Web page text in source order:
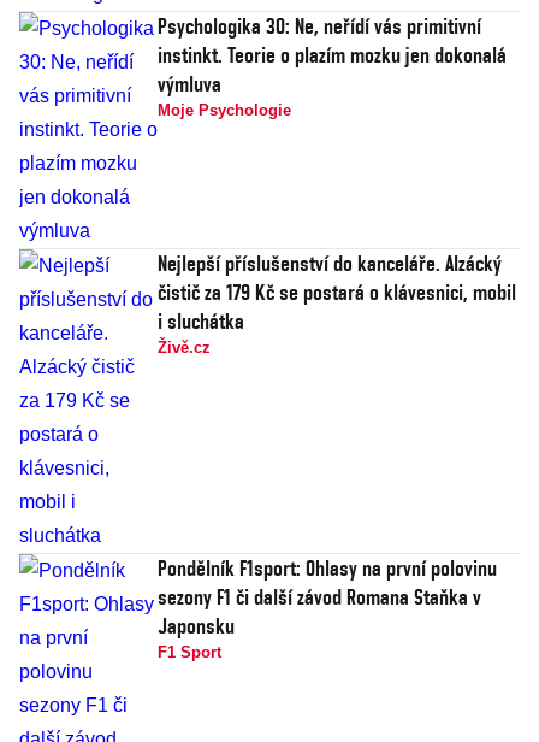
Psychologika 30: Ne, neřídí vás primitivní
instinkt. Teorie o plazím mozku jen dokonalá
výmluva
Moje Psychologie
Nejlepší příslušenství do kanceláře. Alzácký
čistič za 179 Kč se postará o klávesnici, mobil
i sluchátka
Živě.cz
Pondělník F1sport: Ohlasy na první polovinu
sezony F1 či další závod Romana Staňka v
Japonsku
F1 Sport